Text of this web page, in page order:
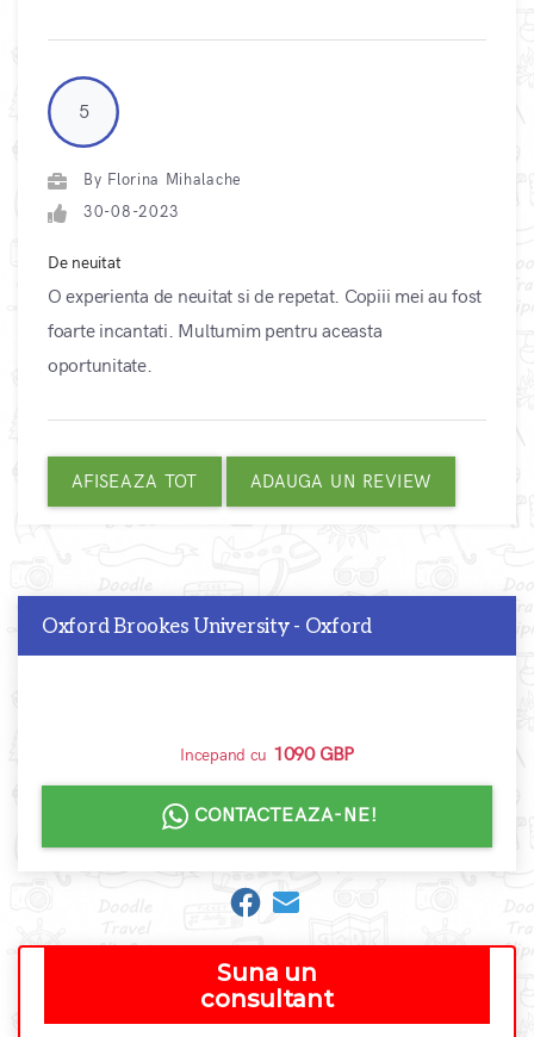
5
By Florina Mihalache
30-08-2023
De neuitat
O experienta de neuitat si de repetat. Copiii mei au fost
foarte incantati. Multumim pentru aceasta
oportunitate.
AFISEAZA TOT ADAUGA UN REVIEW
Oxford Brookes University - Oxford
Incepand cu 1090 GBP
CONTACTEAZA-NE!
Suna un
consultant